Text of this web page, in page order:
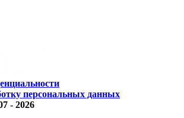
персональных данных
- 2026